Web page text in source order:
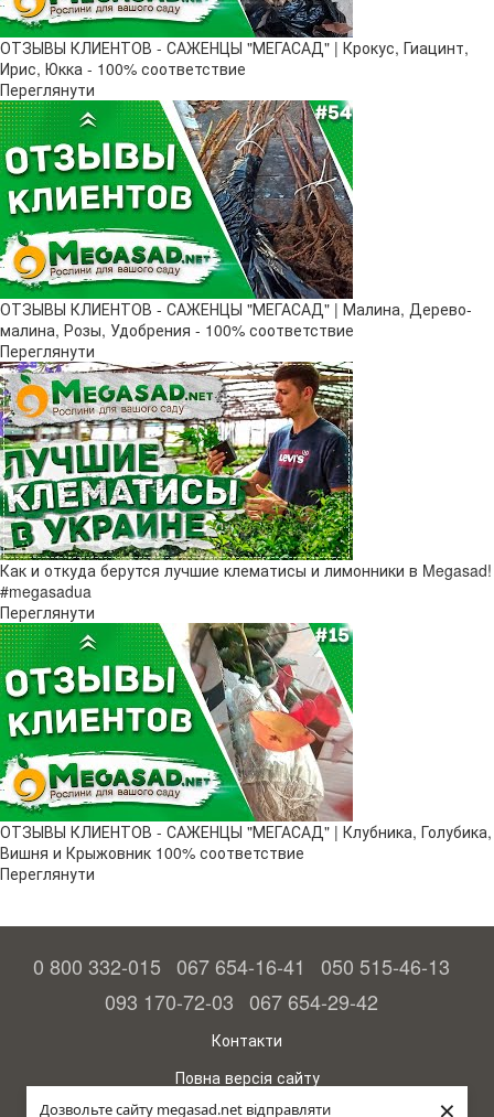
Дозвольте сайту megasad.net відправляти
ОТЗЫВЫ КЛИЕНТОВ - САЖЕНЦЫ "МЕГАСАД" | Крокус, Гиацинт,
Ирис, Юкка - 100% соответствие
Переглянути
ОТЗЫВЫ КЛИЕНТОВ - САЖЕНЦЫ "МЕГАСАД" | Малина, Дерево-
малина, Розы, Удобрения - 100% соответствие
Переглянути
Как и откуда берутся лучшие клематисы и лимонники в Megasad!
#megasadua
Переглянути
ОТЗЫВЫ КЛИЕНТОВ - САЖЕНЦЫ "МЕГАСАД" | Клубника, Голубика,
Вишня и Крыжовник 100% соответствие
Переглянути
0 800 332-015 067 654-16-41
050 515-46-13
093 170-72-03 067 654-29-42
Контакти
Повна версія сайту